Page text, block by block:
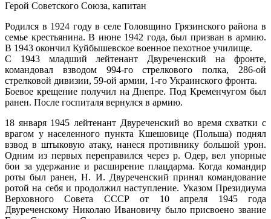
Герой Советского Союза, капитан
Родился в 1924 году в селе Головщино Грязинского района в
семье крестьянина. В июне 1942 года, был призван в армию.
В 1943 окончил Куйбышевское военное пехотное училище.
С 1943 младший лейтенант Двуреченский на фронте,
командовал взводом 994-го стрелкового полка, 286-ой
стрелковой дивизии, 59-ой армии, 1-го Украинского фронта.
Боевое крещение получил на Днепре. Под Кременчугом был
ранен. После госпиталя вернулся в армию.
18 января 1945 лейтенант Двуреченский во время схватки с
врагом у населенного пункта Кшешовице (Польша) поднял
взвод в штыковую атаку, нанеся противнику большой урон.
Одним из первых переправился через р. Одер, вел упорные
бои за удержание и расширение плацдарма. Когда командир
роты был ранен, Н. И. Двуреченский принял командование
ротой на себя и продолжил наступление. Указом Президиума
Верховного Совета СССР от 10 апреля 1945 года
Двуреченскому Николаю Ивановичу было присвоено звание